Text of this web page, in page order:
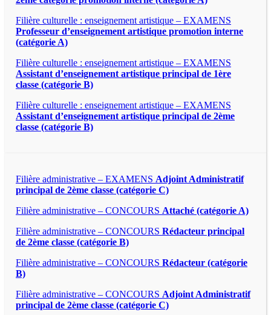
Filière culturelle : enseignement artistique – EXAMENS
Professeur d’enseignement artistique promotion interne
(catégorie A)
Filière culturelle : enseignement artistique – EXAMENS
Assistant d’enseignement artistique principal de 1ère
classe (catégorie B)
Filière culturelle : enseignement artistique – EXAMENS
Assistant d’enseignement artistique principal de 2ème
classe (catégorie B)
Filière administrative – EXAMENS Adjoint Administratif
principal de 2ème classe (catégorie C)
Filière administrative – CONCOURS Attaché (catégorie A)
Filière administrative – CONCOURS Rédacteur principal
de 2ème classe (catégorie B)
Filière administrative – CONCOURS Rédacteur (catégorie
B)
Filière administrative – CONCOURS Adjoint Administratif
principal de 2ème classe (catégorie C)